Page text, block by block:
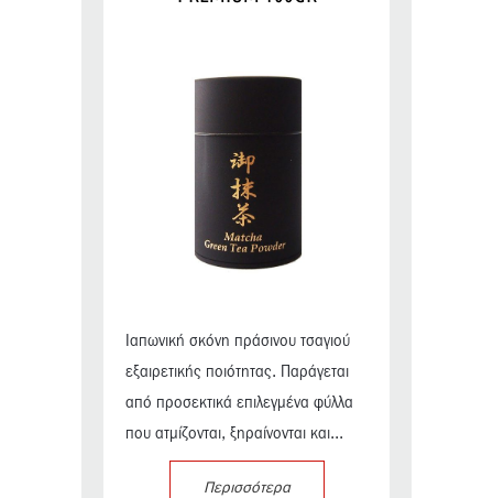
Ιαπωνική σκόνη πράσινου τσαγιού
εξαιρετικής ποιότητας. Παράγεται
από προσεκτικά επιλεγμένα φύλλα
που ατμίζονται, ξηραίνονται και...
Περισσότερα